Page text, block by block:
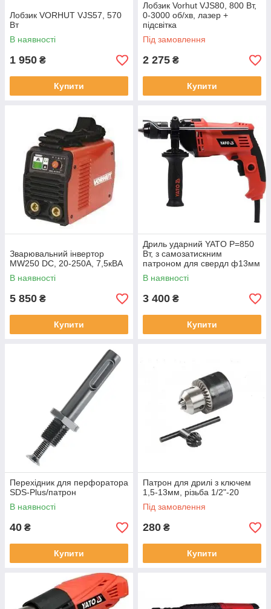
Лобзик VORHUT VJS57, 570
Вт
В наявності
1 950 ₴
Купити
Лобзик Vorhut VJS80, 800 Вт,
0-3000 об/хв, лазер +
підсвітка
Під замовлення
2 275 ₴
Купити
Зварювальний інвертор
MW250 DC, 20-250A, 7,5кВА
В наявності
5 850 ₴
Купити
Дриль ударний YATO Р=850
Вт, з самозатискним
патроном для свердл ф13мм
В наявності
3 400 ₴
Купити
Перехідник для перфоратора
SDS-Plus/патрон
В наявності
40 ₴
Купити
Патрон для дрилі з ключем
1,5-13мм, різьба 1/2"-20
Під замовлення
280 ₴
Купити